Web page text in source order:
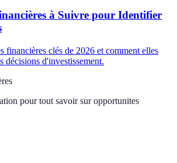
à Suivre pour Identifier
financières clés de 2026 et comment elles
décisions d'investissement.
pour tout savoir sur opportunites